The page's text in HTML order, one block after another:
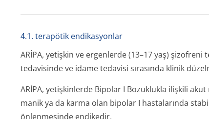
4.1. terapötik endikasyonlar
ARİPA, yetişkin ve ergenlerde (13–17 yaş) şizofreni
tedavisinde ve idame tedavisi sırasında klinik
ARİPA, yetişkinlerde Bipolar I Bozuklukla ilişkili
manik ya da karma olan bipolar I hastalarında
önlenmesinde endikedir.